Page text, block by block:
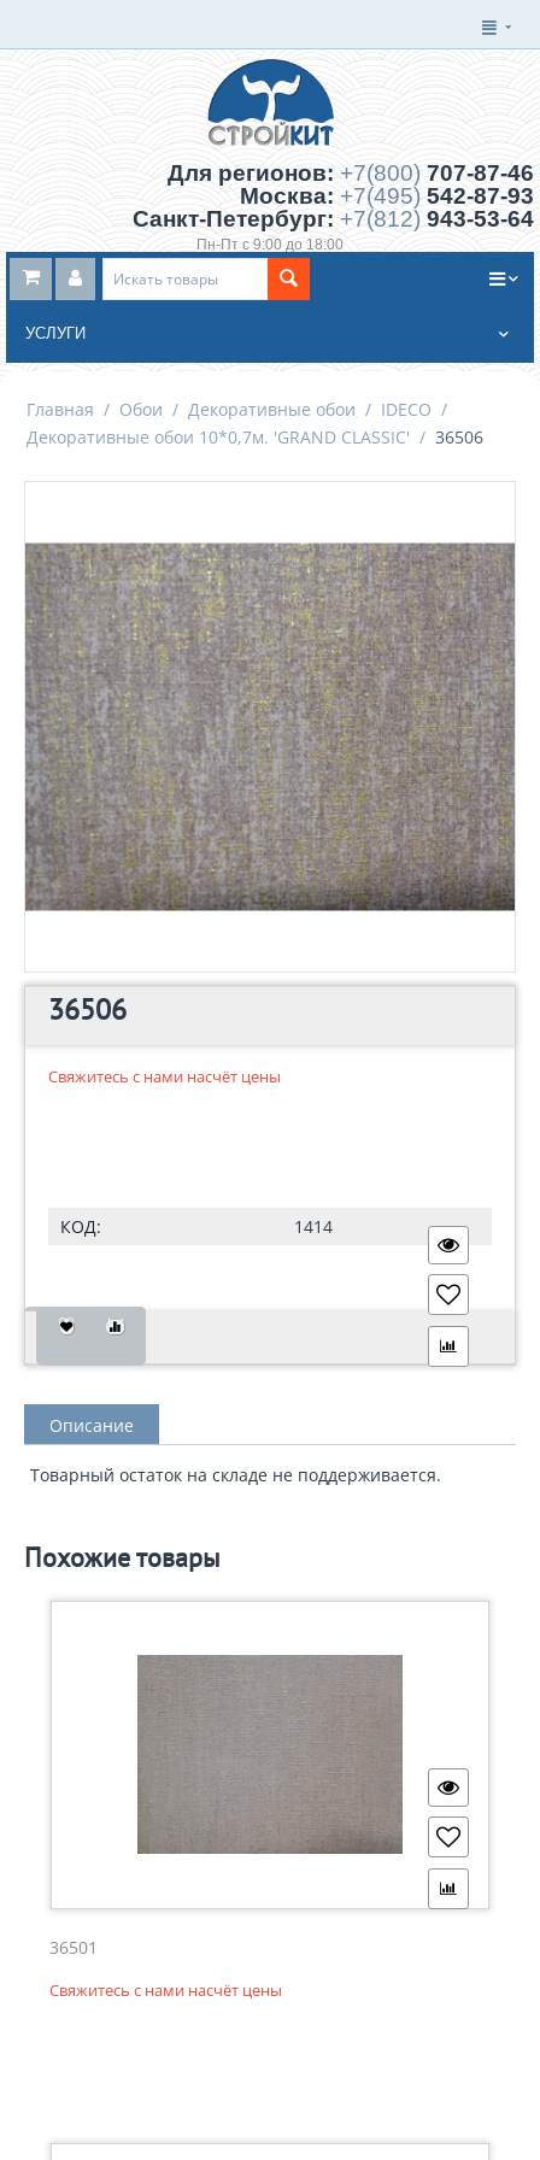
Для регионов: +7(800) 707-87-46
Москва: +7(495) 542-87-93
Санкт-Петербург: +7(812) 943-53-64
Пн-Пт с 9:00 до 18:00
Заказать обратный звонок
УСЛУГИ
Главная / Обои / Декоративные обои / IDECO /
Декоративные обои 10*0,7м. 'GRAND CLASSIC' / 36506
36506
Свяжитесь с нами насчёт цены
КОД: 1414
Описание
Товарный остаток на складе не поддерживается.
Похожие товары
36501
Свяжитесь с нами насчёт цены